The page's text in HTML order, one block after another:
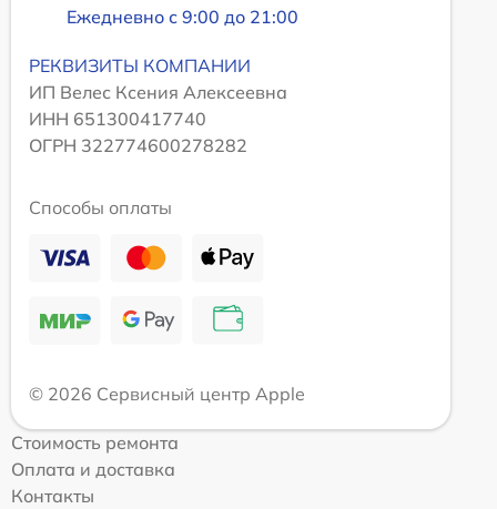
Ежедневно с 9:00 до 21:00
РЕКВИЗИТЫ КОМПАНИИ
ИП Велес Ксения Алексеевна
ИНН 651300417740
ОГРН 322774600278282
Способы оплаты
© 2026 Сервисный центр Apple
Стоимость ремонта
Оплата и доставка
Контакты